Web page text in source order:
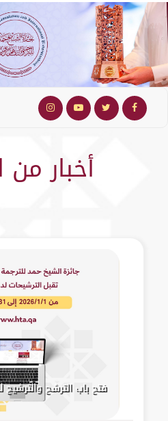
أخبار من
فتح باب الترشح والترشيح